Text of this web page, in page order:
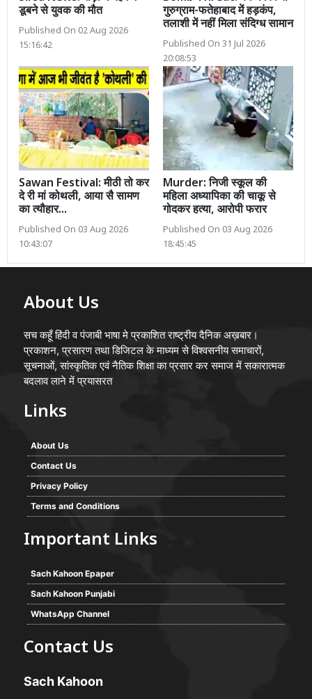
डूबने से युवक की मौत
Published On 02 Aug 2026
15:16:42
गुरुग्राम-फतेहाबाद में हड़कंप,
तलाशी में नहीं मिला संदिग्ध सामान
Published On 31 Jul 2026
20:08:53
Sawan Festival: मीठी तो कर
दे री मां कोथली, आया सै सामण
का त्यौहार...
Published On 03 Aug 2026
10:43:07
Murder: निजी स्कूल की
महिला अध्यापिका की चाकू से
गोदकर हत्या, आरोपी फरार
Published On 03 Aug 2026
18:45:45
About Us
सच कहूँ हिंदी व पंजाबी भाषा मे प्रकाशित राष्ट्रीय दैनिक अख़बार।
प्रकाशन, प्रसारण तथा डिजिटल के माध्यम से विश्वसनीय समाचारों,
सूचनाओं, सांस्कृतिक एवं नैतिक शिक्षा का प्रसार कर समाज में सकारात्मक
बदलाव लाने में प्रयासरत
Links
About Us
Contact Us
Privacy Policy
Terms and Conditions
Important Links
Sach Kahoon Epaper
Sach Kahoon Punjabi
WhatsApp Channel
Contact Us
Sach Kahoon